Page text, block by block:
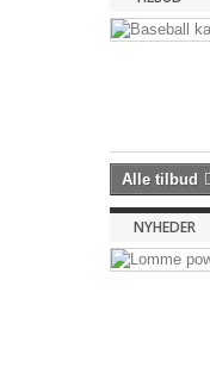
Alle tilbud
NYHEDER